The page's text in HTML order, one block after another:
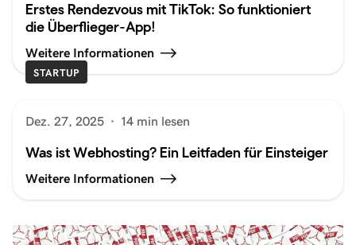
Erstes Rendezvous mit TikTok: So funktioniert
die Überflieger-App!
Weitere Informationen
STARTUP
Dez. 27, 2025 · 14 min lesen
Was ist Webhosting? Ein Leitfaden für Einsteiger
Weitere Informationen